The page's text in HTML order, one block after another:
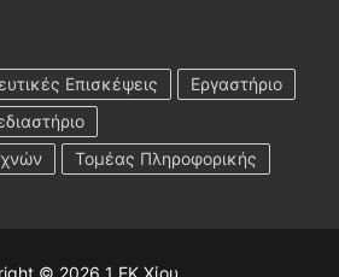
Επισκέψεις
Εργαστήριο
Τομέας Πληροφορικής